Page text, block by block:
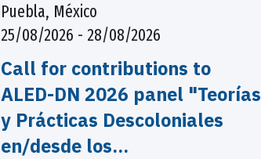
Puebla, México
25/08/2026 - 28/08/2026
Call for contributions to
ALED-DN 2026 panel "Teorías
y Prácticas Descoloniales
en/desde los…